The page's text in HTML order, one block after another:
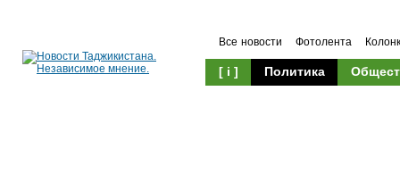
Все новости Фотолента
[ i ] Политика